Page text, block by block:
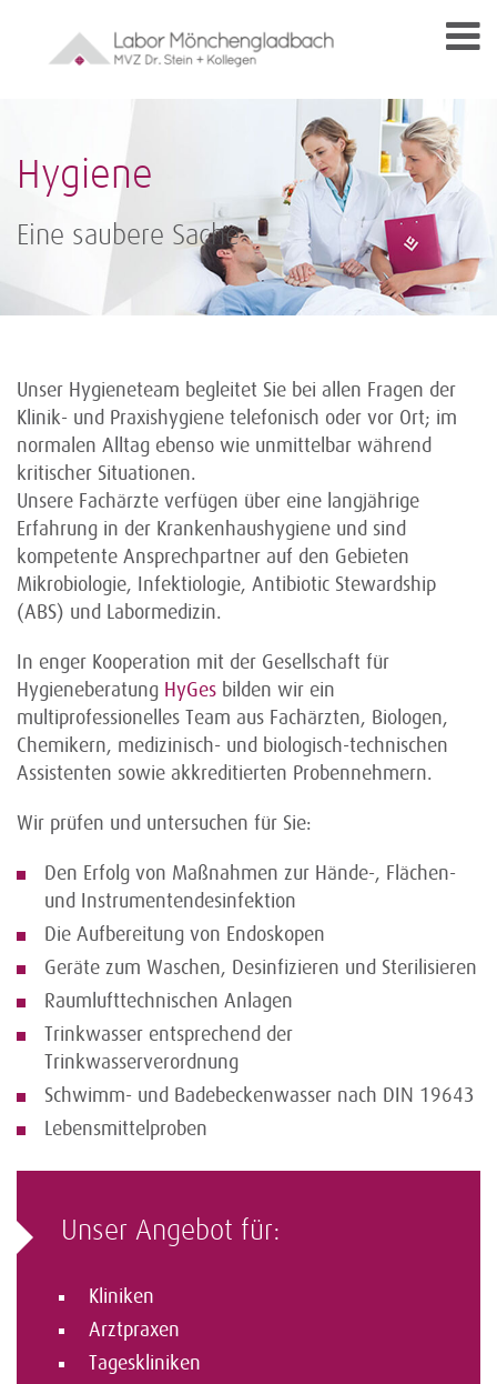
Hygiene
Eine saubere Sache
Unser Hygieneteam begleitet Sie bei allen Fragen der
Klinik- und Praxishygiene telefonisch oder vor Ort; im
normalen Alltag ebenso wie unmittelbar während
kritischer Situationen.
Unsere Fachärzte verfügen über eine langjährige
Erfahrung in der Krankenhaushygiene und sind
kompetente Ansprechpartner auf den Gebieten
Mikrobiologie, Infektiologie, Antibiotic Stewardship
(ABS) und Labormedizin.
In enger Kooperation mit der Gesellschaft für
Hygieneberatung HyGes bilden wir ein
multiprofessionelles Team aus Fachärzten, Biologen,
Chemikern, medizinisch- und biologisch-technischen
Assistenten sowie akkreditierten Probennehmern.
Wir prüfen und untersuchen für Sie:
Den Erfolg von Maßnahmen zur Hände-, Flächen-
und Instrumentendesinfektion
Die Aufbereitung von Endoskopen
Geräte zum Waschen, Desinfizieren und Sterilisieren
Raumlufttechnischen Anlagen
Trinkwasser entsprechend der
Trinkwasserverordnung
Schwimm- und Badebeckenwasser nach DIN 19643
Lebensmittelproben
Unser Angebot für:
Kliniken
Arztpraxen
Tageskliniken